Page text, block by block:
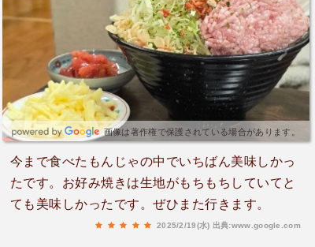
画像は著作権で保護されている場合があります。
今まで食べたもんじゃの中でいちばん美味しかっ
たです。お好み焼きは生地がもちもちしていてと
ても美味しかったです。ぜひまた行きます。
2025/2/19(水) 出典:www.google.com